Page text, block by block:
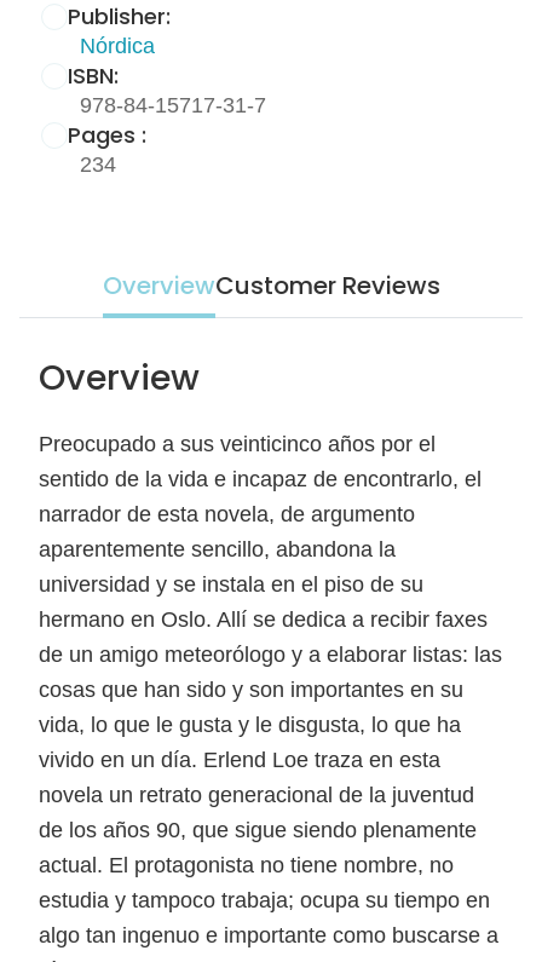
Publisher:
Nórdica
ISBN:
978-84-15717-31-7
Pages :
234
OverviewCustomer Reviews
Overview
Preocupado a sus veinticinco años por el
sentido de la vida e incapaz de encontrarlo, el
narrador de esta novela, de argumento
aparentemente sencillo, abandona la
universidad y se instala en el piso de su
hermano en Oslo. Allí se dedica a recibir faxes
de un amigo meteorólogo y a elaborar listas: las
cosas que han sido y son importantes en su
vida, lo que le gusta y le disgusta, lo que ha
vivido en un día. Erlend Loe traza en esta
novela un retrato generacional de la juventud
de los años 90, que sigue siendo plenamente
actual. El protagonista no tiene nombre, no
estudia y tampoco trabaja; ocupa su tiempo en
algo tan ingenuo e importante como buscarse a